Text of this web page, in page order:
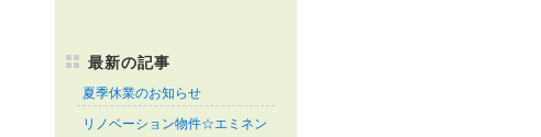
最新の記事
夏季休業のお知らせ
リノベーション物件☆エミネン